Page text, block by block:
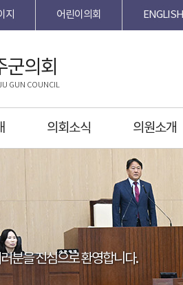
지 어린이의회 ENGLISH
군의회
GUN COUNCIL
의회소식 의원소개
분을 진심으로 환영합니다.